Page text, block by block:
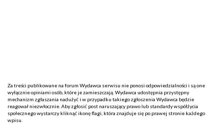
Za treści publikowane na forum Wydawca serwisu nie ponosi odpowiedzialności i są one
wyłącznie opiniami osób, które je zamieszczają. Wydawca udostępnia przystępny
mechanizm zgłaszania nadużyć i w przypadku takiego zgłoszenia Wydawca będzie
reagował niezwłocznie. Aby zgłosić post naruszający prawo lub standardy współżycia
społecznego wystarczy kliknąć ikonę flagi, która znajduje się po prawej stronie każdego
wpisu.